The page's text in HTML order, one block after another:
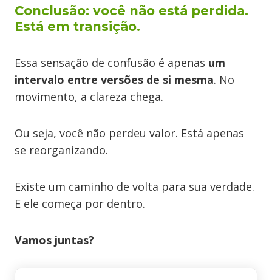
Conclusão: você não está perdida.
Está em transição.
Essa sensação de confusão é apenas um
intervalo entre versões de si mesma. No
movimento, a clareza chega.
Ou seja, você não perdeu valor. Está apenas
se reorganizando.
Existe um caminho de volta para sua verdade.
E ele começa por dentro.
Vamos juntas?